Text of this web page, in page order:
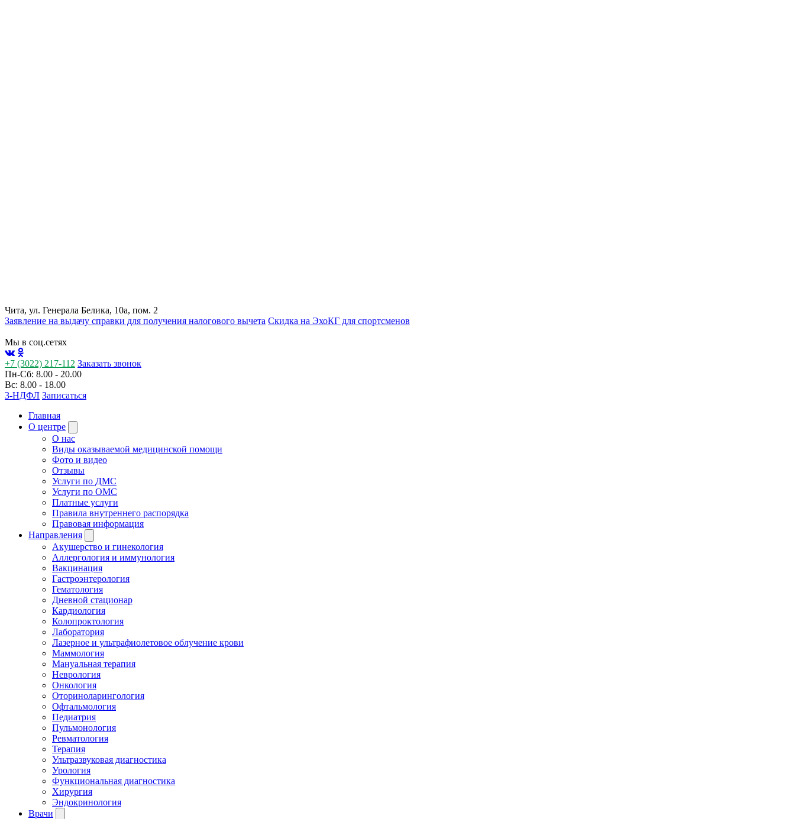
Чита, ул. Генерала Белика, 10а, пом. 2
Заявление на выдачу справки для получения налогового вычета Cкидка на ЭхоКГ для спортсменов
Мы в соц.сетях
+7 (3022) 217-112 Заказать звонок
Пн-Сб: 8.00 - 20.00
Вс: 8.00 - 18.00
3-НДФЛ Записаться
Главная
О центре
О нас
Виды оказываемой медицинской помощи
Фото и видео
Отзывы
Услуги по ДМС
Услуги по ОМС
Платные услуги
Правила внутреннего распорядка
Правовая информация
Направления
Акушерство и гинекология
Аллергология и иммунология
Вакцинация
Гастроэнтерология
Гематология
Дневной стационар
Кардиология
Колопроктология
Лаборатория
Лазерное и ультрафиолетовое облучение крови
Маммология
Мануальная терапия
Неврология
Онкология
Оториноларингология
Офтальмология
Педиатрия
Пульмонология
Ревматология
Терапия
Ультразвуковая диагностика
Урология
Функциональная диагностика
Хирургия
Эндокринология
Врачи